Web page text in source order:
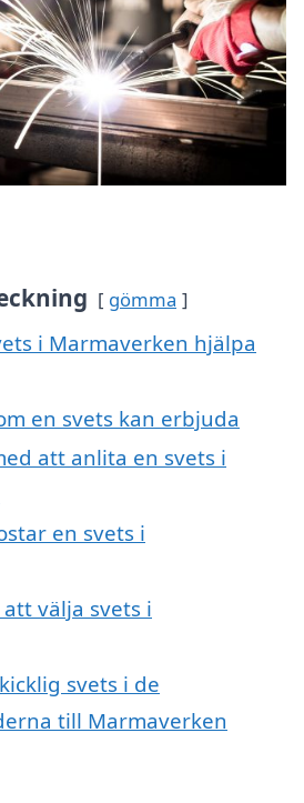
gömma
i Marmaverken hjälpa
en svets kan erbjuda
att anlita en svets i
en svets i
välja svets i
svets i de
till Marmaverken